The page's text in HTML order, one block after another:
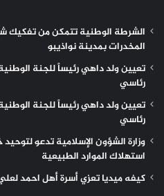
الشرطة الوطنية تتمكن من تفكيك
المخدرات بمدينة نواذيبو
تعيين ولد داهي رئيساً للجنة
رئاسي
تعيين ولد داهي رئيساً للجنة
رئاسي
وزارة الشؤون الإسلامية تدعو
استهلاك الموارد الطبيعية
كيفه ميديا تعزي أسرة أهل احمد